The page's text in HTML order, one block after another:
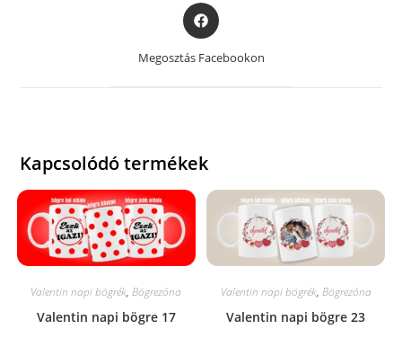
Opens
in
a
Megosztás Facebookon
Kapcsolódó termékek
Valentin napi bögrék,Bögrezóna
Valentin napi bögre 17
Valentin napi bögrék, Bögrezóna
Valentin napi bögre 23